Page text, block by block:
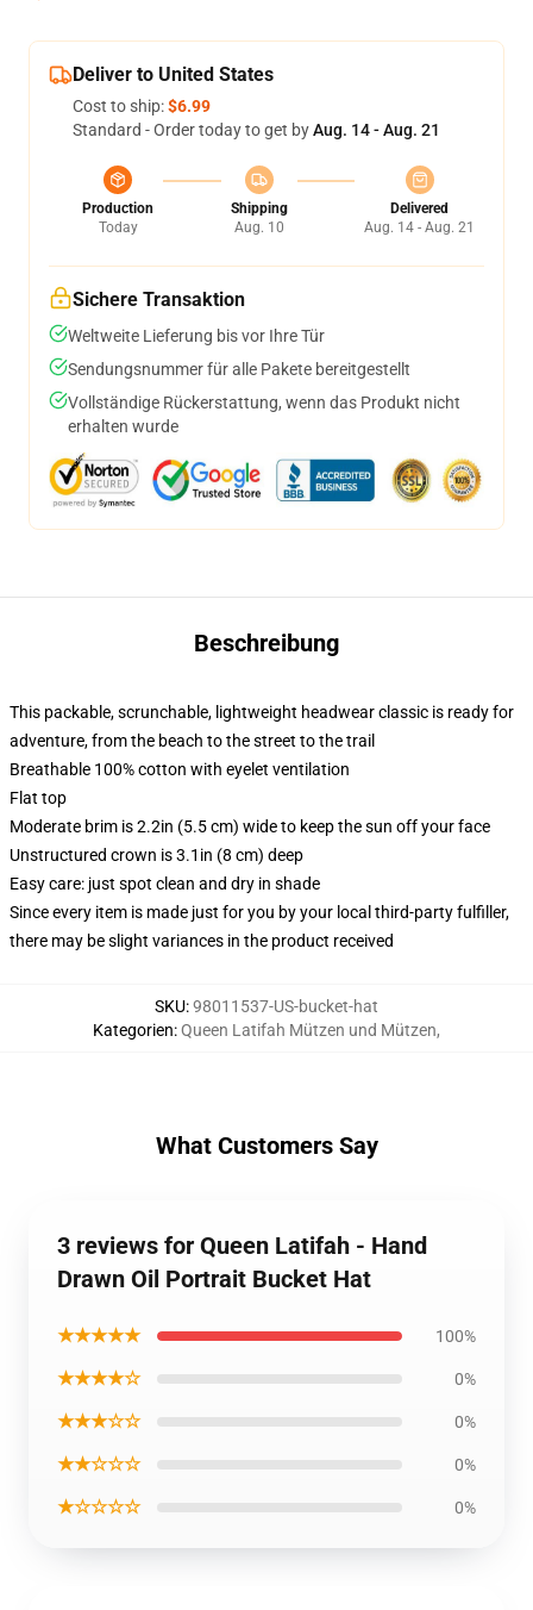
Deliver to United States
Cost to ship:$6.99
Standard - Order today to get byAug. 14 - Aug. 21
Production
Today
Shipping
Aug. 10
Delivered
Aug. 14 - Aug. 21
Sichere Transaktion
Weltweite Lieferung bis vor Ihre Tür
Sendungsnummer für alle Pakete bereitgestellt
Vollständige Rückerstattung, wenn das Produkt nicht
erhalten wurde
Beschreibung
This packable, scrunchable, lightweight headwear classic is ready for
adventure, from the beach to the street to the trail
Breathable 100% cotton with eyelet ventilation
Flat top
Moderate brim is 2.2in (5.5 cm) wide to keep the sun off your face
Unstructured crown is 3.1in (8 cm) deep
Easy care: just spot clean and dry in shade
Since every item is made just for you by your local third-party fulfiller,
there may be slight variances in the product received
SKU:98011537-US-bucket-hat
Kategorien:Queen Latifah Mützen und Mützen,
What Customers Say
3 reviews for Queen Latifah - Hand
Drawn Oil Portrait Bucket Hat
★★★★★ 100%
★★★★☆ 0%
★★★☆☆ 0%
★★☆☆☆ 0%
★☆☆☆☆ 0%